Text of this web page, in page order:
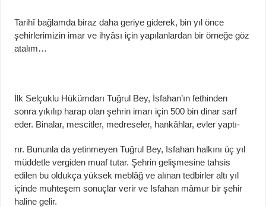
Tarihî bağlamda biraz daha geriye giderek, bin yıl önce
şehirlerimizin imar ve ihyâsı için yapılanlardan bir örneğe göz
atalım…
İlk Selçuklu Hükümdarı Tuğrul Bey, İsfahan’ın fethinden
sonra yıkılıp harap olan şehrin imarı için 500 bin dinar sarf
eder. Binalar, mescitler, medreseler, hankâhlar, evler yaptı-
rır. Bununla da yetinmeyen Tuğrul Bey, Isfahan halkını üç yıl
müddetle vergiden muaf tutar. Şehrin gelişmesine tahsis
edilen bu oldukça yüksek meblâğ ve alınan tedbirler altı yıl
içinde muhteşem sonuçlar verir ve Isfahan mâmur bir şehir
haline gelir.